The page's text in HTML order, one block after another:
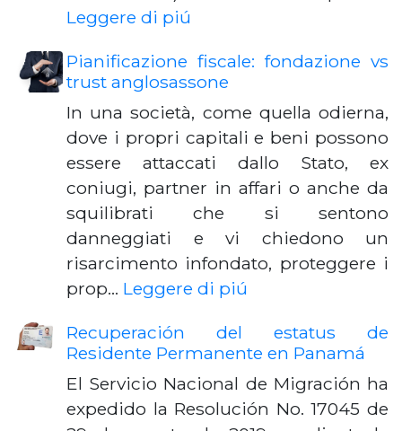
Leggere di piú
Pianificazione fiscale: fondazione vs
trust anglosassone
In una società, come quella odierna,
dove i propri capitali e beni possono
essere attaccati dallo Stato, ex
coniugi, partner in affari o anche da
squilibrati che si sentono
danneggiati e vi chiedono un
risarcimento infondato, proteggere i
prop… Leggere di piú
Recuperación del estatus de
Residente Permanente en Panamá
El Servicio Nacional de Migración ha
expedido la Resolución No. 17045 de